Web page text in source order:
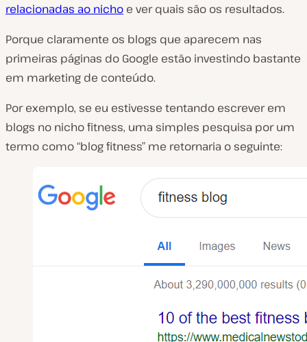
relacionadas ao nicho e ver quais são os resultados.
Porque claramente os blogs que aparecem nas
primeiras páginas do Google estão investindo bastante
em marketing de conteúdo.
Por exemplo, se eu estivesse tentando escrever em
blogs no nicho fitness, uma simples pesquisa por um
termo como “blog fitness” me retornaria o seguinte: